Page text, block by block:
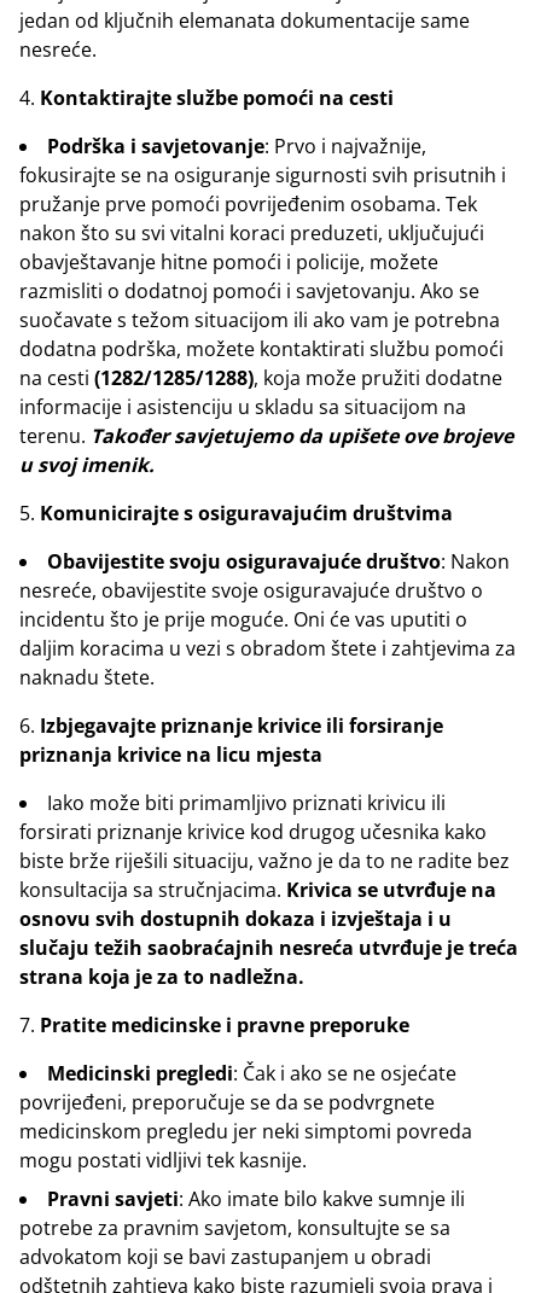
jedan od ključnih elemanata dokumentacije same
nesreće.
Kontaktirajte službe pomoći na cesti
Podrška i savjetovanje: Prvo i najvažnije,
fokusirajte se na osiguranje sigurnosti svih prisutnih i
pružanje prve pomoći povrijeđenim osobama. Tek
nakon što su svi vitalni koraci preduzeti, uključujući
obavještavanje hitne pomoći i policije, možete
razmisliti o dodatnoj pomoći i savjetovanju. Ako se
suočavate s težom situacijom ili ako vam je potrebna
dodatna podrška, možete kontaktirati službu pomoći
na cesti (1282/1285/1288), koja može pružiti dodatne
informacije i asistenciju u skladu sa situacijom na
terenu. Također savjetujemo da upišete ove brojeve
u svoj imenik.
Komunicirajte s osiguravajućim društvima
Obavijestite svoju osiguravajuće društvo: Nakon
nesreće, obavijestite svoje osiguravajuće društvo o
incidentu što je prije moguće. Oni će vas uputiti o
daljim koracima u vezi s obradom štete i zahtjevima za
naknadu štete.
Izbjegavajte priznanje krivice ili forsiranje
priznanja krivice na licu mjesta
Iako može biti primamljivo priznati krivicu ili
forsirati priznanje krivice kod drugog učesnika kako
biste brže riješili situaciju, važno je da to ne radite bez
konsultacija sa stručnjacima. Krivica se utvrđuje na
osnovu svih dostupnih dokaza i izvještaja i u
slučaju težih saobraćajnih nesreća utvrđuje je treća
strana koja je za to nadležna.
Pratite medicinske i pravne preporuke
Medicinski pregledi: Čak i ako se ne osjećate
povrijeđeni, preporučuje se da se podvrgnete
medicinskom pregledu jer neki simptomi povreda
mogu postati vidljivi tek kasnije.
Pravni savjeti: Ako imate bilo kakve sumnje ili
potrebe za pravnim savjetom, konsultujte se sa
advokatom koji se bavi zastupanjem u obradi
odštetnih zahtjeva kako biste razumjeli svoja prava i